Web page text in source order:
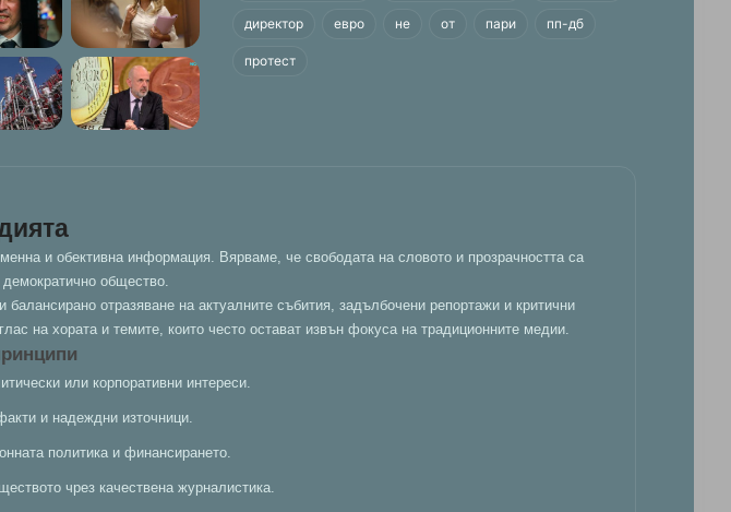
директор евро не от пари пп-дб
протест
и обективна информация. Вярваме, че свободата на словото и прозрачността са
общество.
отразяване на актуалните събития, задълбочени репортажи и критични
на хората и темите, които често остават извън фокуса на традиционните медии.
или корпоративни интереси.
и надеждни източници.
политика и финансирането.
чрез качествена журналистика.